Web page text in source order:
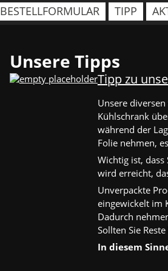
BESTELLFORMULAR TIPP
Unsere Tipps
Tipp zu
Unsere
Kühlschrank
während der
Folie nehmen,
Wichtig ist,
wird erreicht,
Unverpackte
eingewickelt im
Dadurch
Sollten Sie
In diesem